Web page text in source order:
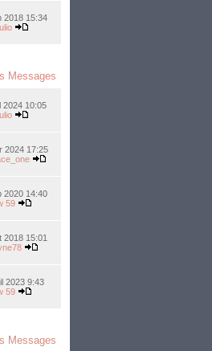
2018 15:34
Messages
2024 10:05
2024 17:25
2020 14:40
59
2018 15:01
2023 9:43
59
Messages